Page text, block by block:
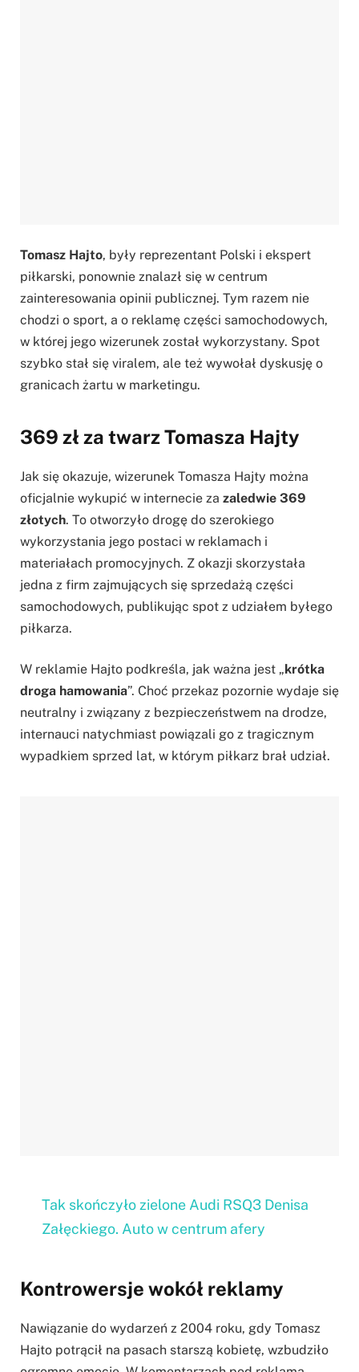
Tomasz Hajto, były reprezentant Polski i ekspert
piłkarski, ponownie znalazł się w centrum
zainteresowania opinii publicznej. Tym razem nie
chodzi o sport, a o reklamę części samochodowych,
w której jego wizerunek został wykorzystany. Spot
szybko stał się viralem, ale też wywołał dyskusję o
granicach żartu w marketingu.
369 zł za twarz Tomasza Hajty
Jak się okazuje, wizerunek Tomasza Hajty można
oficjalnie wykupić w internecie za zaledwie 369
złotych. To otworzyło drogę do szerokiego
wykorzystania jego postaci w reklamach i
materiałach promocyjnych. Z okazji skorzystała
jedna z firm zajmujących się sprzedażą części
samochodowych, publikując spot z udziałem byłego
piłkarza.
W reklamie Hajto podkreśla, jak ważna jest „ krótka
droga hamowania”. Choć przekaz pozornie wydaje się
neutralny i związany z bezpieczeństwem na drodze,
internauci natychmiast powiązali go z tragicznym
wypadkiem sprzed lat, w którym piłkarz brał udział.
Tak skończyło zielone Audi RSQ3 Denisa
Załęckiego. Auto w centrum afery
Kontrowersje wokół reklamy
Nawiązanie do wydarzeń z 2004 roku, gdy Tomasz
Hajto potrącił na pasach starszą kobietę, wzbudziło